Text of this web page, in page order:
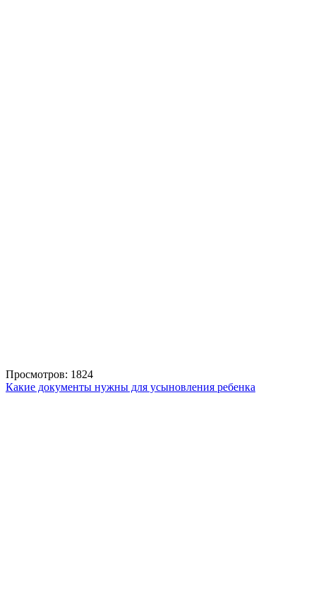
Просмотров: 1824
Какие документы нужны для усыновления ребенка